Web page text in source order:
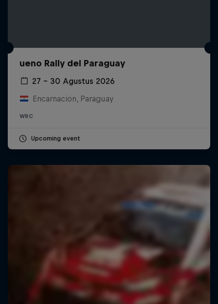
ueno Rally del Paraguay
27 – 30 Agustus 2026
Encarnacion, Paraguay
WRC
Upcoming event